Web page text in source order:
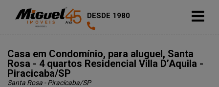
DESDE 1980
Casa em Condomínio, para aluguel, Santa
Rosa - 4 quartos Residencial Villa D’Aquila -
Piracicaba/SP
Santa Rosa - Piracicaba/SP